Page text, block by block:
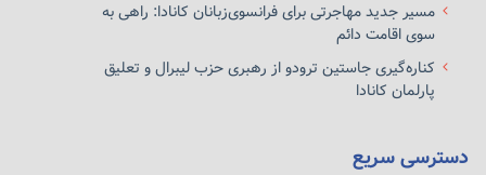
مسیر جدید مهاجرتی برای فرانسوی‌زبانان کانادا: راهی به
سوی اقامت دائم
کناره‌گیری جاستین ترودو از رهبری حزب لیبرال و تعلیق
پارلمان کانادا
دسترسی سریع